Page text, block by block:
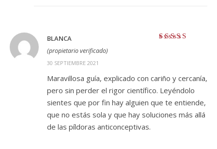
BLANCA
(propietario verificado)
30 SEPTIEMBRE 2021
Maravillosa guía, explicado con cariño y cercanía,
pero sin perder el rigor científico. Leyéndolo
sientes que por fin hay alguien que te entiende,
que no estás sola y que hay soluciones más allá
de las píldoras anticonceptivas.